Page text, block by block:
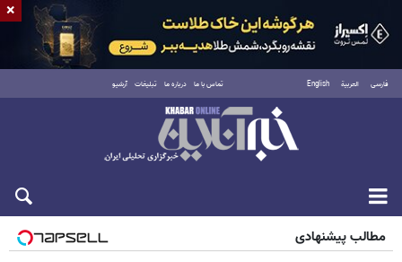
فارسی العربية English تماس با ما درباره ما تبلیغات آرشیو
شنبه ۱۷ مرداد ۱۴۰۵
مطالب پیشنهادی
×